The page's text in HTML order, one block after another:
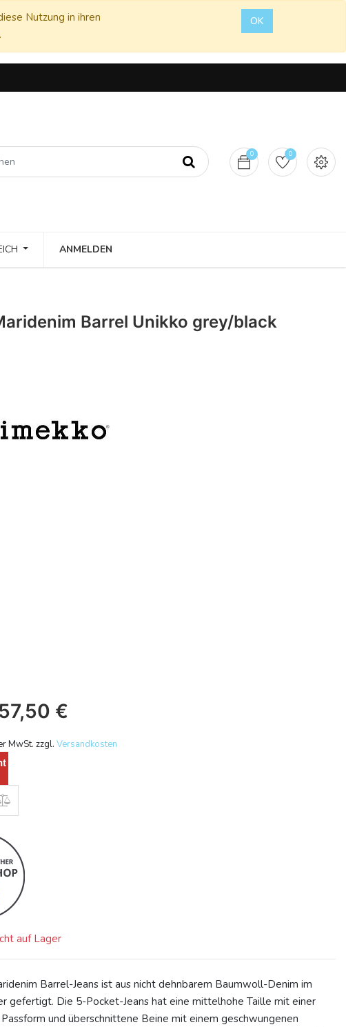
Nutzung in ihren
OK
0 0
ANMELDEN
Barrel Unikko grey/black
€
MwSt. zzgl.Versandkosten
auf Lager
Barrel-Jeans ist aus nicht dehnbarem Baumwoll-Denim im
gefertigt. Die 5-Pocket-Jeans hat eine mittelhohe Taille mit einer
und überschnittene Beine mit einem geschwungenen